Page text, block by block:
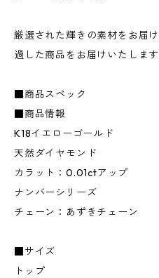
厳選された輝きの素材をお届
過した商品をお届けいたします
■商品スペック
■商品情報
K18イエローゴールド
天然ダイヤモンド
カラット：0.01ctアップ
ナンバーシリーズ
チェーン：あずきチェーン
■サイズ
トップ